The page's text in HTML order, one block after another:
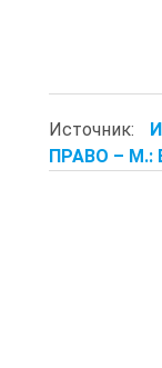
Источник:
ПРАВО – М.: